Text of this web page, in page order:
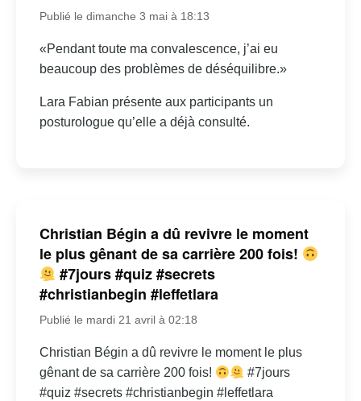
Publié le dimanche 3 mai à 18:13
«Pendant toute ma convalescence, j’ai eu
beaucoup des problèmes de déséquilibre.»
Lara Fabian présente aux participants un
posturologue qu’elle a déjà consulté.
Christian Bégin a dû revivre le moment
le plus gênant de sa carrière 200 fois!
#7jours #quiz #secrets
#christianbegin #leffetlara
Publié le mardi 21 avril à 02:18
Christian Bégin a dû revivre le moment le plus
gênant de sa carrière 200 fois!
#7jours
#quiz #secrets #christianbegin #leffetlara